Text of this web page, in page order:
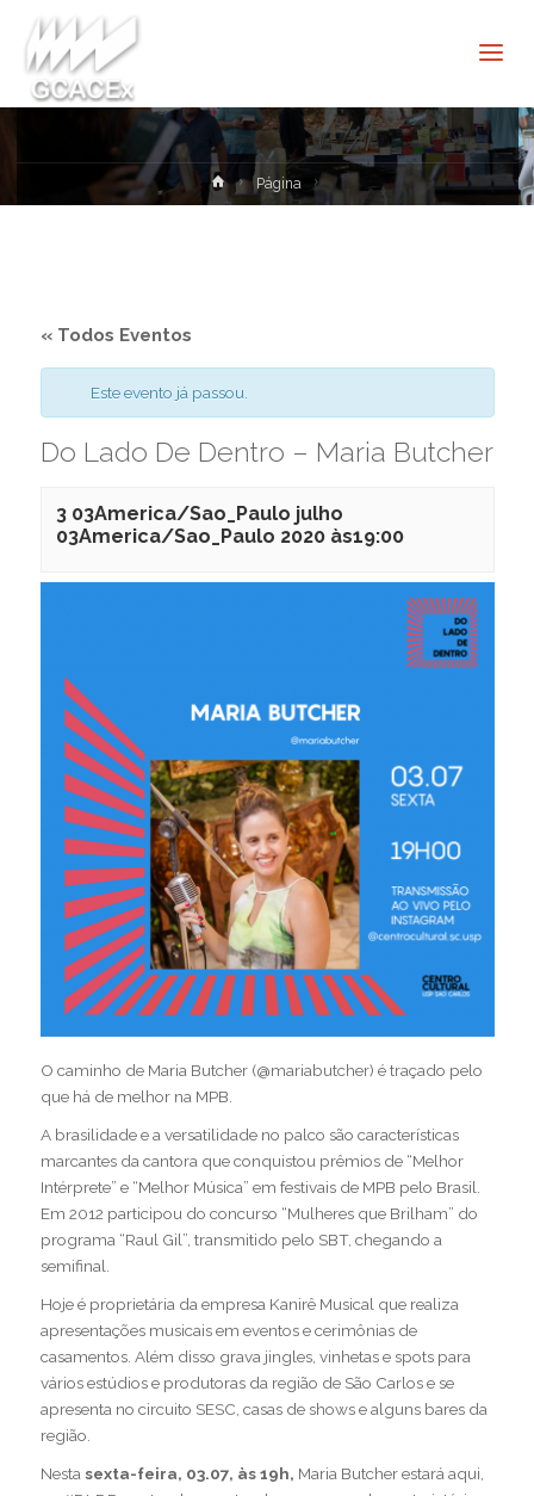
HomePágina
« Todos Eventos
Este evento já passou.
Do Lado De Dentro – Maria Butcher
3 03America/Sao_Paulo julho
03America/Sao_Paulo 2020 às19:00
O caminho de Maria Butcher (@mariabutcher) é traçado pelo
que há de melhor na MPB.
A brasilidade e a versatilidade no palco são características
marcantes da cantora que conquistou prêmios de “Melhor
Intérprete” e “Melhor Música” em festivais de MPB pelo Brasil.
Em 2012 participou do concurso “Mulheres que Brilham” do
programa “Raul Gil”, transmitido pelo SBT, chegando a
semifinal.
Hoje é proprietária da empresa Kanirê Musical que realiza
apresentações musicais em eventos e cerimônias de
casamentos. Além disso grava jingles, vinhetas e spots para
vários estúdios e produtoras da região de São Carlos e se
apresenta no circuito SESC, casas de shows e alguns bares da
região.
Nestasexta-feira, 03.07, às 19h, Maria Butcher estará aqui,